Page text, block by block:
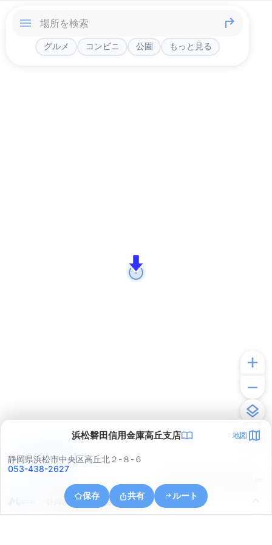
グルメ コンビニ 公園 もっと見る
浜松磐田信用金庫高丘支店 地図
静岡県浜松市中央区高丘北２-８-６
053-438-2627
保存 共有 ルート
静岡県浜松市中央区葵東１丁目１４
アプリで見る